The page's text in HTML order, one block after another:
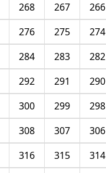
266
267
268
274
275
276
282
283
284
290
291
292
298
299
300
306
307
308
314
315
316